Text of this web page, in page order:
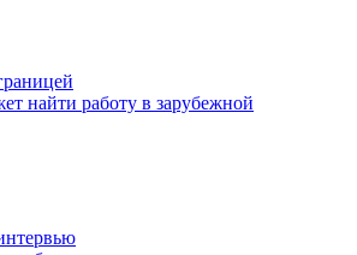
найти работу в зарубежной